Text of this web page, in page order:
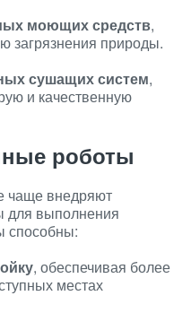
моющих средств,
загрязнения природы.
сушащих систем,
и качественную
роботы
чаще внедряют
для выполнения
способны:
, обеспечивая более
местах